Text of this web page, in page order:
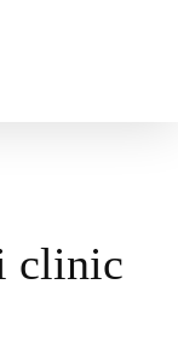
clinic